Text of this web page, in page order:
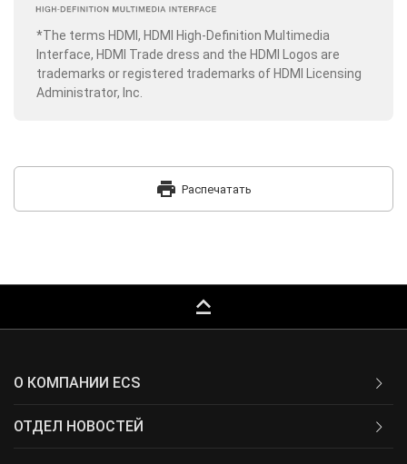
*The terms HDMI, HDMI High-Definition Multimedia
Interface, HDMI Trade dress and the HDMI Logos are
trademarks or registered trademarks of HDMI Licensing
Administrator, Inc.
print Распечатать
keyboard_capslock
О КОМПАНИИ ECS
ОТДЕЛ НОВОСТЕЙ